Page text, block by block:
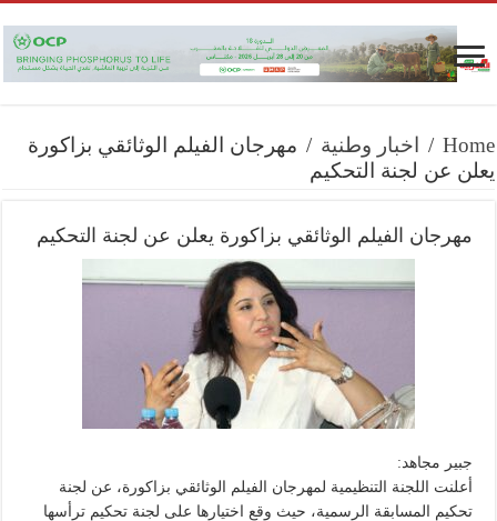
Home
/ اخبار وطنية / مهرجان الفيلم الوثائقي بزاكورة
يعلن عن لجنة التحكيم
مهرجان الفيلم الوثائقي بزاكورة يعلن عن لجنة التحكيم
جبير مجاهد:
أعلنت اللجنة التنظيمية لمهرجان الفيلم الوثائقي بزاكورة، عن لجنة
تحكيم المسابقة الرسمية، حيث وقع اختيارها على لجنة تحكيم ترأسها